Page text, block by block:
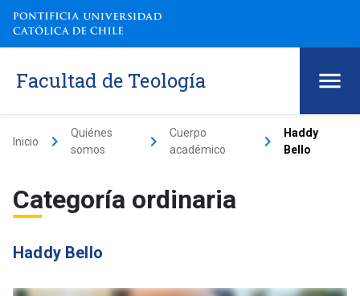
Facultad de Teología
Inicio keyboard_arrow_right
Quiénes
somos
keyboard_arrow_right
Cuerpo
académico
keyboard_arrow_right
Haddy
Bello
Categoría ordinaria
Haddy Bello